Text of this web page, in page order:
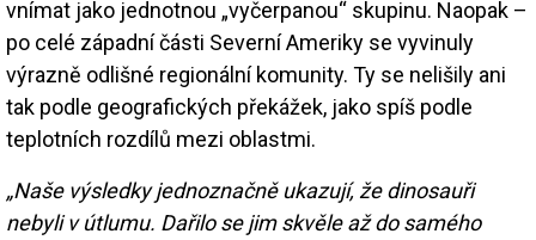
vnímat jako jednotnou „vyčerpanou“ skupinu. Naopak –
po celé západní části Severní Ameriky se vyvinuly
výrazně odlišné regionální komunity. Ty se nelišily ani
tak podle geografických překážek, jako spíš podle
teplotních rozdílů mezi oblastmi.
„Naše výsledky jednoznačně ukazují, že dinosauři
nebyli v útlumu. Dařilo se jim skvěle až do samého